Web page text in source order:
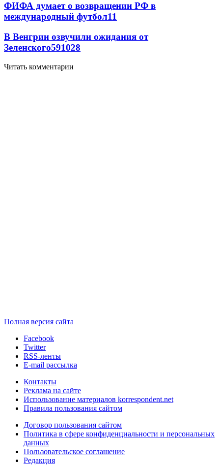
ФИФА думает о возвращении РФ в
международный футбол11
В Венгрии озвучили ожидания от
Зеленского591028
Читать комментарии
Полная версия сайта
Facebook
Twitter
RSS-ленты
E-mail рассылка
Контакты
Реклама на сайте
Использование материалов korrespondent.net
Правила пользования сайтом
Договор пользования сайтом
Политика в сфере конфиденциальности и персональных
данных
Пользовательское соглашение
Редакция